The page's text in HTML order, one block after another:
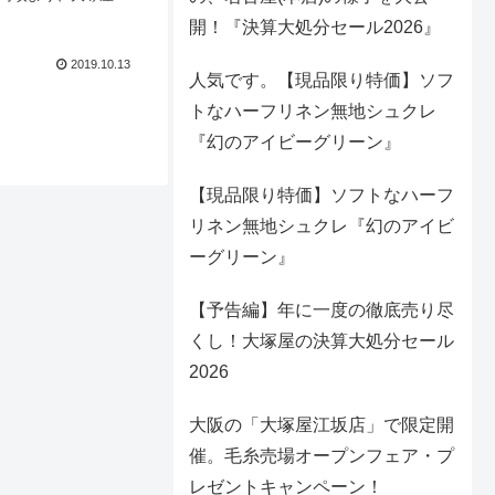
2019.10.13
開！『決算大処分セール2026』
人気です。【現品限り特価】ソフ
トなハーフリネン無地シュクレ
『幻のアイビーグリーン』
【現品限り特価】ソフトなハーフ
リネン無地シュクレ『幻のアイビ
ーグリーン』
【予告編】年に一度の徹底売り尽
くし！大塚屋の決算大処分セール
2026
大阪の「大塚屋江坂店」で限定開
催。毛糸売場オープンフェア・プ
レゼントキャンペーン！